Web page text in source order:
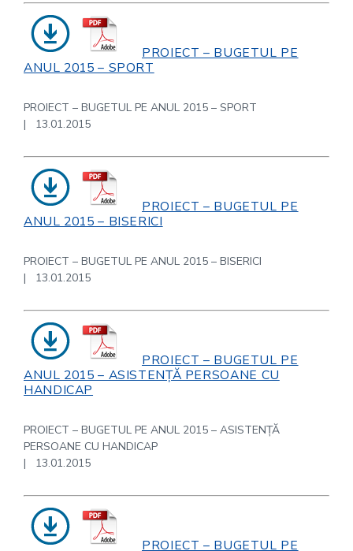
PROIECT – BUGETUL PE
ANUL 2015 – SPORT
PROIECT – BUGETUL PE ANUL 2015 – SPORT
| 13.01.2015
PROIECT – BUGETUL PE
ANUL 2015 – BISERICI
PROIECT – BUGETUL PE ANUL 2015 – BISERICI
| 13.01.2015
PROIECT – BUGETUL PE
ANUL 2015 – ASISTENȚĂ PERSOANE CU
HANDICAP
PROIECT – BUGETUL PE ANUL 2015 – ASISTENȚĂ
PERSOANE CU HANDICAP
| 13.01.2015
PROIECT – BUGETUL PE